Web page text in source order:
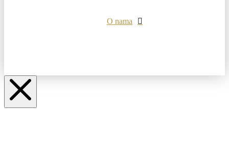
O nama